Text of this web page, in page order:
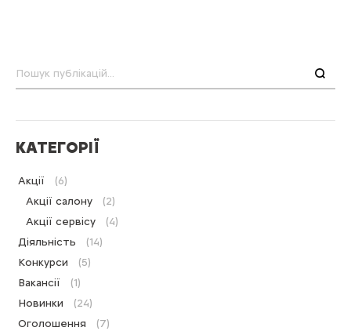
КАТЕГОРІЇ
Акції
(6)
Акції салону
(2)
Акції сервісу
(4)
Діяльність
(14)
Конкурси
(5)
Вакансії
(1)
Новинки
(24)
Оголошення
(7)